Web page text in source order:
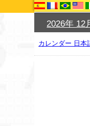
2026年 12
カレンダー 日本